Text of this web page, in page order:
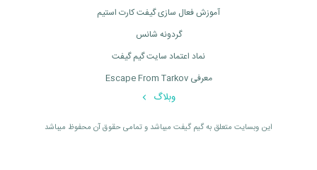
آموزش فعال سازی گیفت کارت استیم
گردونه شانس
نماد اعتماد سایت گیم گیفت
معرفی Escape From Tarkov
وبلاگ
اين وبسايت متعلق به گیم گیفت ميباشد و تمامی حقوق آن محفوظ ميباشد